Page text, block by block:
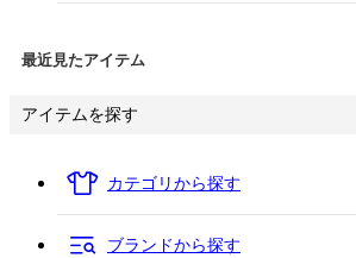
最近見たアイテム
アイテムを探す
カテゴリから探す
ブランドから探す